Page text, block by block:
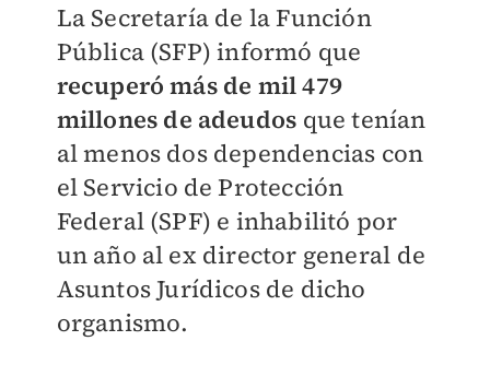
La Secretaría de la Función
Pública (SFP) informó que
recuperó más de mil 479
millones de adeudos que tenían
al menos dos dependencias con
el Servicio de Protección
Federal (SPF) e inhabilitó por
un año al ex director general de
Asuntos Jurídicos de dicho
organismo.